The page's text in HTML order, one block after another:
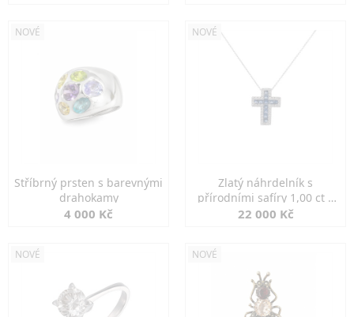
NOVÉ
Stříbrný prsten s barevnými
drahokamy
4 000 Kč
NOVÉ
Zlatý náhrdelník s
přírodními safíry 1,00 ct a
diamanty
22 000 Kč
NOVÉ NOVÉ